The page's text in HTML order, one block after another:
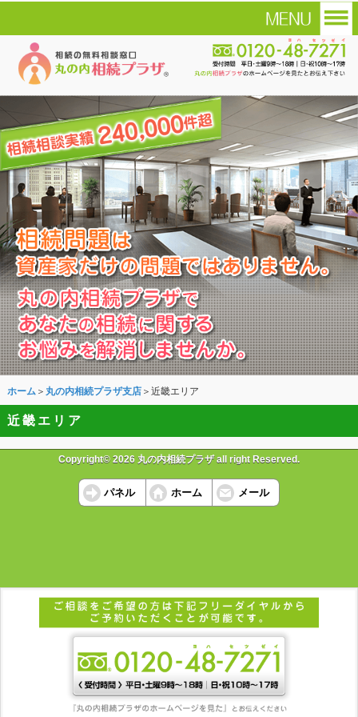
ホーム＞ 丸の内相続プラザ支店＞近畿エリア
近畿エリア
Copyright© 2026 丸の内相続プラザ all right Reserved.
パネル ホーム メール